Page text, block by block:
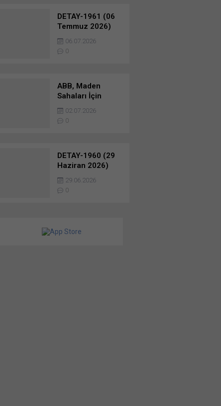
DETAY-1961 (06
Temmuz 2026)
Sınai ve Nakliye
İhaleleri…
06.07.2026
0
ABB, Maden
Sahaları İçin
Patlayıcı Madde
İhalesi Yaptı
02.07.2026
0
DETAY-1960 (29
Haziran 2026)
Sınai ve Nakliye
İhaleleri…
29.06.2026
0